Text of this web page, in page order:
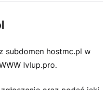
subdomen hostmc.pl w
lvlup.pro.